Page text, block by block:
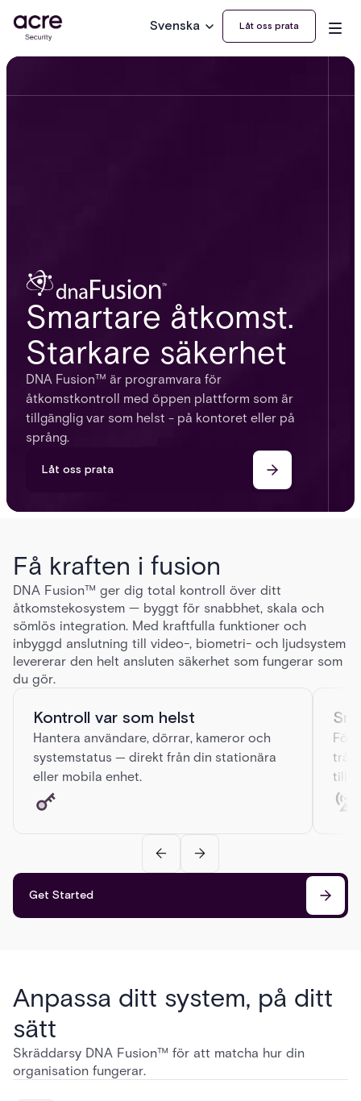
Svenska Låt oss prata
Smartare åtkomst.
Starkare säkerhet
DNA Fusion™ är programvara för
åtkomstkontroll med öppen plattform som är
tillgänglig var som helst - på kontoret eller på
språng.
Låt oss prata
Få kraften i fusion
DNA Fusion™ ger dig total kontroll över ditt
åtkomstekosystem — byggt för snabbhet, skala och
sömlös integration. Med kraftfulla funktioner och
inbyggd anslutning till video-, biometri- och ljudsystem
levererar den helt ansluten säkerhet som fungerar som
du gör.
Kontroll var som helst
Hantera användare, dörrar, kameror och
systemstatus — direkt från din stationära
eller mobila enhet.
Get Started
Anpassa ditt system, på ditt
sätt
Skräddarsy DNA Fusion™ för att matcha hur din
organisation fungerar.